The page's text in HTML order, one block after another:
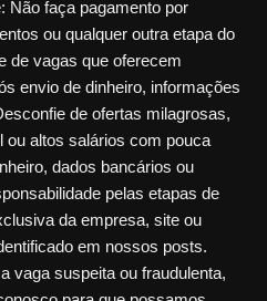
Não faça pagamento por
ou qualquer outra etapa do
de vagas que oferecem
envio de dinheiro, informações
de ofertas milagrosas,
ou altos salários com pouca
dados bancários ou
pelas etapas de
da empresa, site ou
em nossos posts.
vaga suspeita ou fraudulenta,